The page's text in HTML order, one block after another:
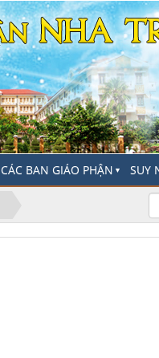
CÁC BAN GIÁO PHẬN ▼ SUY